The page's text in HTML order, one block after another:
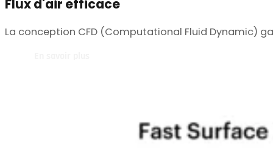
Flux d'air efficace
La conception CFD (Computational Fluid Dynamic)